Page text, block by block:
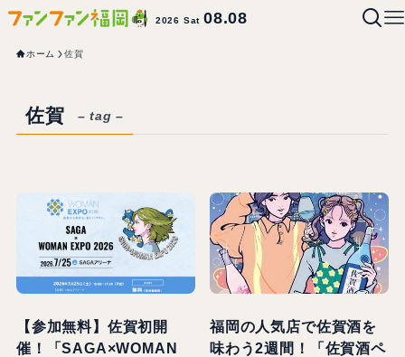
2026 Sat08.08
ホーム 佐賀
佐賀 – tag –
【参加無料】佐賀初開
催！「SAGA×WOMAN
福岡の人気店で佐賀酒を
味わう2週間！「佐賀酒ペ